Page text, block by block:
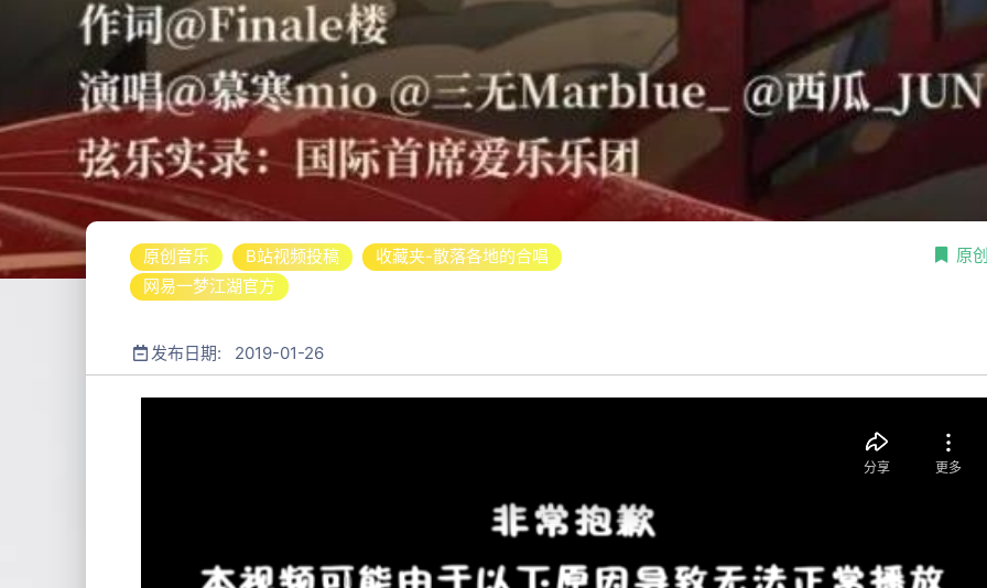
原创音乐 B站视频投稿
收藏夹-散落各地的合唱
网易一梦江湖官方
原
发布日期: 2019-01-26